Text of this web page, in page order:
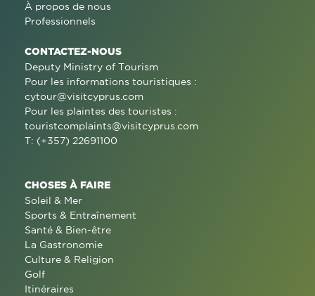
À propos de nous
Professionnels
CONTACTEZ-NOUS
Deputy Ministry of Tourism
Pour les informations touristiques :
cytour@visitcyprus.com
Pour les plaintes des touristes :
touristcomplaints@visitcyprus.com
T: (+357) 22691100
CHOSES À FAIRE
Soleil & Mer
Sports & Entraînement
Santé & Bien-être
La Gastronomie
Culture & Religion
Golf
Itinéraires